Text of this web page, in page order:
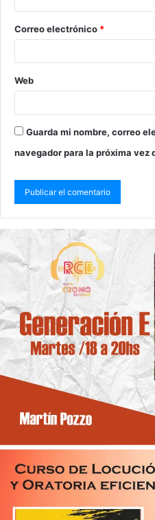
Correo electrónico *
Web
Guarda mi nombre, correo
navegador para la próxima vez